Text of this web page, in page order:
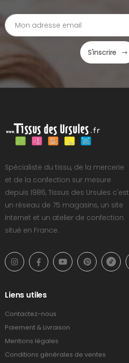
S'inscrire
Spécialiste du tissu, de la mercerie
et de la confection sur mesure
depuis 1986, Tissus des Ursules c'est
un réseau de 75 magasins, un site
Internet et un atelier de confection
situé en France.
Liens utiles
Contactez-nous
Paiement & Livraison
Mentions légales
Conditions générales de ventes